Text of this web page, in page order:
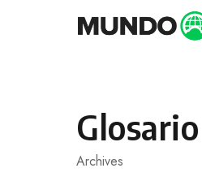
Glosario
Archives